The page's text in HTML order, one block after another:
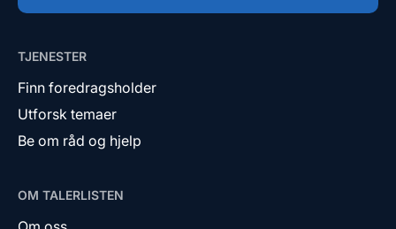
TJENESTER
Finn foredragsholder
Utforsk temaer
Be om råd og hjelp
OM TALERLISTEN